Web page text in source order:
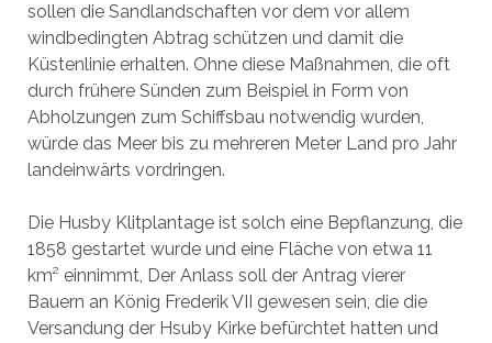
sollen die Sandlandschaften vor dem vor allem
windbedingten Abtrag schützen und damit die
Küstenlinie erhalten. Ohne diese Maßnahmen, die oft
durch frühere Sünden zum Beispiel in Form von
Abholzungen zum Schiffsbau notwendig wurden,
würde das Meer bis zu mehreren Meter Land pro Jahr
landeinwärts vordringen.
Die Husby Klitplantage ist solch eine Bepflanzung, die
1858 gestartet wurde und eine Fläche von etwa 11
km² einnimmt, Der Anlass soll der Antrag vierer
Bauern an König Frederik VII gewesen sein, die die
Versandung der Hsuby Kirke befürchtet hatten und